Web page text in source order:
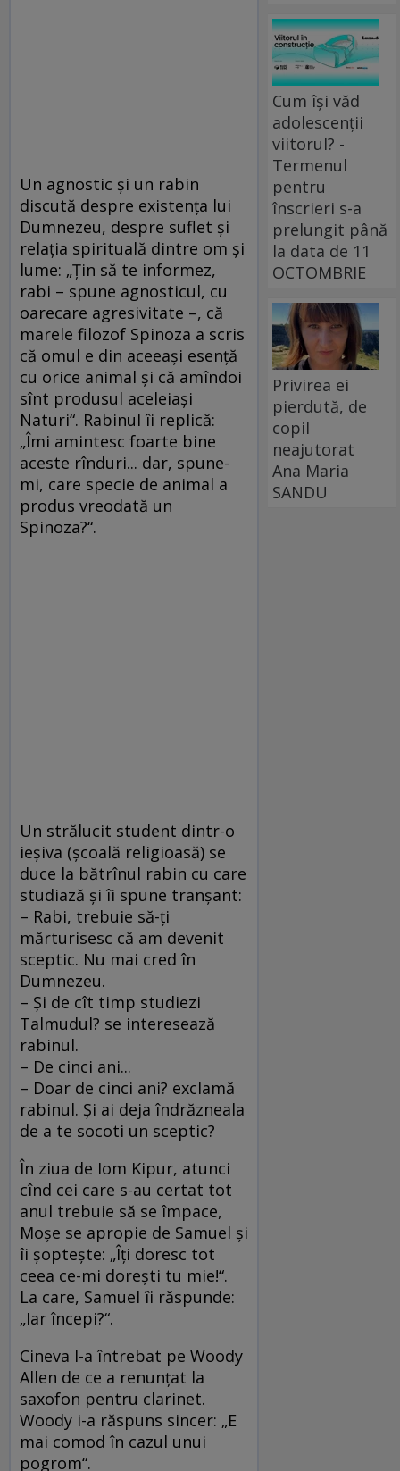
Un agnostic şi un rabin
discută despre existenţa lui
Dumnezeu, despre suflet şi
relaţia spirituală dintre om şi
lume: „Ţin să te informez,
rabi – spune agnosticul, cu
oarecare agresivitate –, că
marele filozof Spinoza a scris
că omul e din aceeaşi esenţă
cu orice animal şi că amîndoi
sînt produsul aceleiaşi
Naturi“. Rabinul îi replică:
„Îmi amintesc foarte bine
aceste rînduri... dar, spune-
mi, care specie de animal a
produs vreodată un
Spinoza?“.
Un strălucit student dintr-o
ieşiva (şcoală religioasă) se
duce la bătrînul rabin cu care
studiază şi îi spune tranşant:
– Rabi, trebuie să-ţi
mărturisesc că am devenit
sceptic. Nu mai cred în
Dumnezeu.
– Şi de cît timp studiezi
Talmudul? se interesează
rabinul.
– De cinci ani...
– Doar de cinci ani? exclamă
rabinul. Şi ai deja îndrăzneala
de a te socoti un sceptic?
În ziua de Iom Kipur, atunci
cînd cei care s-au certat tot
anul trebuie să se împace,
Moşe se apropie de Samuel şi
îi şopteşte: „Îţi doresc tot
ceea ce-mi doreşti tu mie!“.
La care, Samuel îi răspunde:
„Iar începi?“.
Cineva l-a întrebat pe Woody
Allen de ce a renunţat la
saxofon pentru clarinet.
Woody i-a răspuns sincer: „E
mai comod în cazul unui
pogrom“.
Cum își văd
adolescenții
viitorul? -
Termenul
pentru
înscrieri s-a
prelungit până
la data de 11
OCTOMBRIE
Privirea ei
pierdută, de
copil
neajutorat
Ana Maria
SANDU